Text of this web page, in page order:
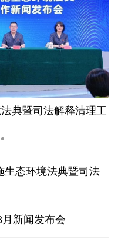
荒河滩 今时富绿洲
生赢得桃李秀昆仑
扎西岗乡的乡贤力量
研发实力不断提升
“核爆”牌洗不掉血债
”在黔读懂中国机遇
典暨司法解释清理工
生态环境法典暨司法
新闻发布会